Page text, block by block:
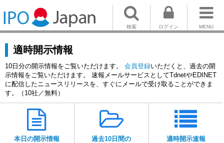
MENU
ログイン
検索
適時開示情報
10日分の開示情報をご覧いただけます。 会員登録いただくと、過去の開
示情報をご覧いただけます。 速報メールサービスとしてTdnetやEDINET
に配信したニュースリリースを、すぐにメールで受け取ることができま
す。（10社／無料）
本日の開示情報
過去10日間の
適時開示速報